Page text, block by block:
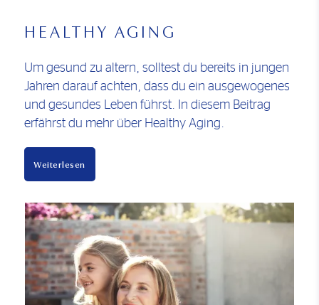
HEALTHY AGING
Um gesund zu altern, solltest du bereits in jungen
Jahren darauf achten, dass du ein ausgewogenes
und gesundes Leben führst. In diesem Beitrag
erfährst du mehr über Healthy Aging.
Weiterlesen